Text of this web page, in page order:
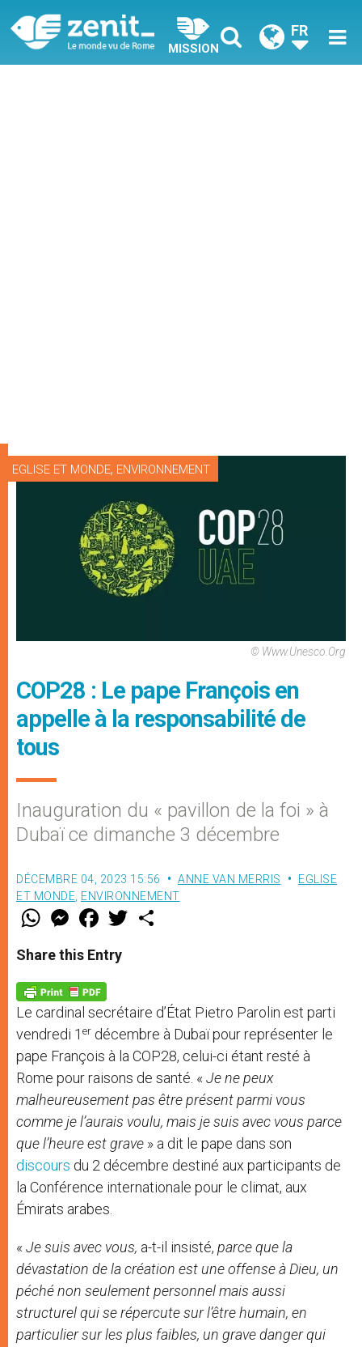
MISSION
FR
EGLISE ET MONDE, ENVIRONNEMENT
© Www.unesco.org
COP28 : Le pape François en
appelle à la responsabilité de
tous
Inauguration du « pavillon de la foi » à
Dubaï ce dimanche 3 décembre
DÉCEMBRE 04, 2023 15:56 ANNE VAN MERRIS
EGLISE
ET MONDE, ENVIRONNEMENT
W
t
s
p
p
M
e
s
e
g
e
r
F
a
e
b
o
k
w
Share this Entry
Le cardinal secrétaire d’État Pietro Parolin est parti
vendredi 1 er décembre à Dubaï pour représenter le
pape François à la COP28, celui-ci étant resté à
Rome pour raisons de santé. « Je ne peux
malheureusement pas être présent parmi vous
comme je l’aurais voulu, mais je suis avec vous parce
que l’heure est grave » a dit le pape dans son
discours du 2 décembre destiné aux participants de
la Conférence internationale pour le climat, aux
Émirats arabes.
« Je suis avec vous, a-t-il insisté, parce que la
dévastation de la création est une offense à Dieu, un
péché non seulement personnel mais aussi
structurel qui se répercute sur l’être humain, en
particulier sur les plus faibles, un grave danger qui